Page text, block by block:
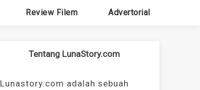
Review Filem Advertorial
Tentang LunaStory.com
Lunastory.com adalah sebuah